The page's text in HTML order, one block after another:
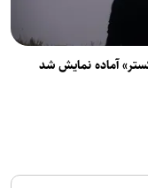
آماده نمایش شد